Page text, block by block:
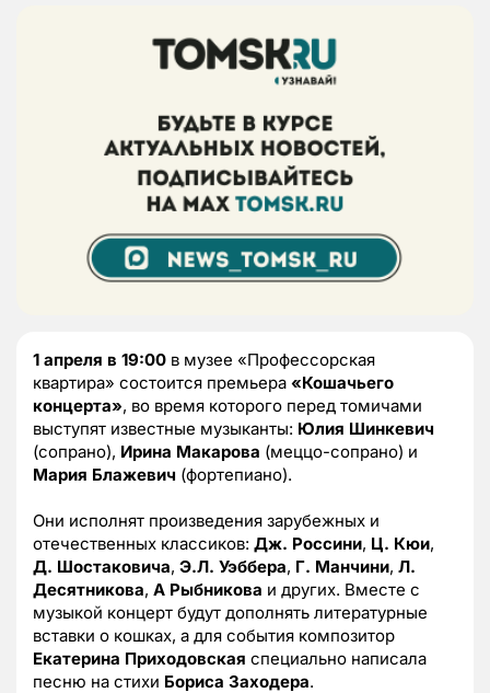
1 апреля в 19:00 в музее «Профессорская
квартира» состоится премьера «Кошачьего
концерта», во время которого перед томичами
выступят известные музыканты: Юлия Шинкевич
(сопрано), Ирина Макарова (меццо-сопрано) и
Мария Блажевич (фортепиано).
Они исполнят произведения зарубежных и
отечественных классиков: Дж. Россини, Ц. Кюи,
Д. Шостаковича, Э.Л. Уэббера, Г. Манчини, Л.
Десятникова, А Рыбникова и других. Вместе с
музыкой концерт будут дополнять литературные
вставки о кошках, а для события композитор
Екатерина Приходовская специально написала
песню на стихи Бориса Заходера.